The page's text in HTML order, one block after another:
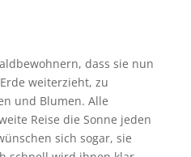
dass sie nun
weiterzieht, zu
und Blumen. Alle
Reise die Sonne jeden
sich sogar, sie